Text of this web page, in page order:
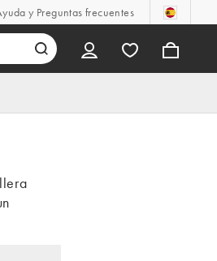
y Preguntas frecuentes